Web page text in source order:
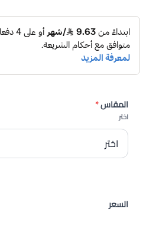
المقاس*
اختر
السعر